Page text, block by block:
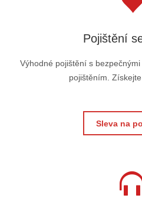
Pojištění
Výhodné pojištění s
pojištěním.
Sleva na